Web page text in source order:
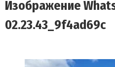
Изображение
02.23.43_9f4ad69c